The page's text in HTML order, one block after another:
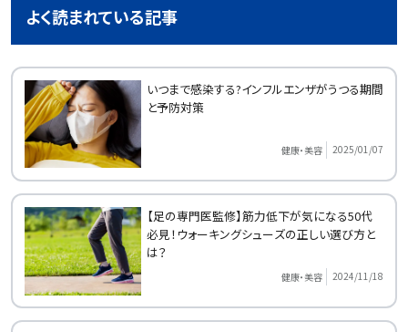
よく読まれている記事
いつまで感染する?インフルエンザがうつる期間
と予防対策
健康・美容 2025/01/07
【足の専門医監修】筋力低下が気になる50代
必見！ウォーキングシューズの正しい選び方と
は？
健康・美容 2024/11/18